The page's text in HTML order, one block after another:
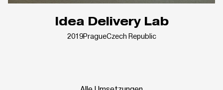
Idea Delivery Lab
2019PragueCzech Republic